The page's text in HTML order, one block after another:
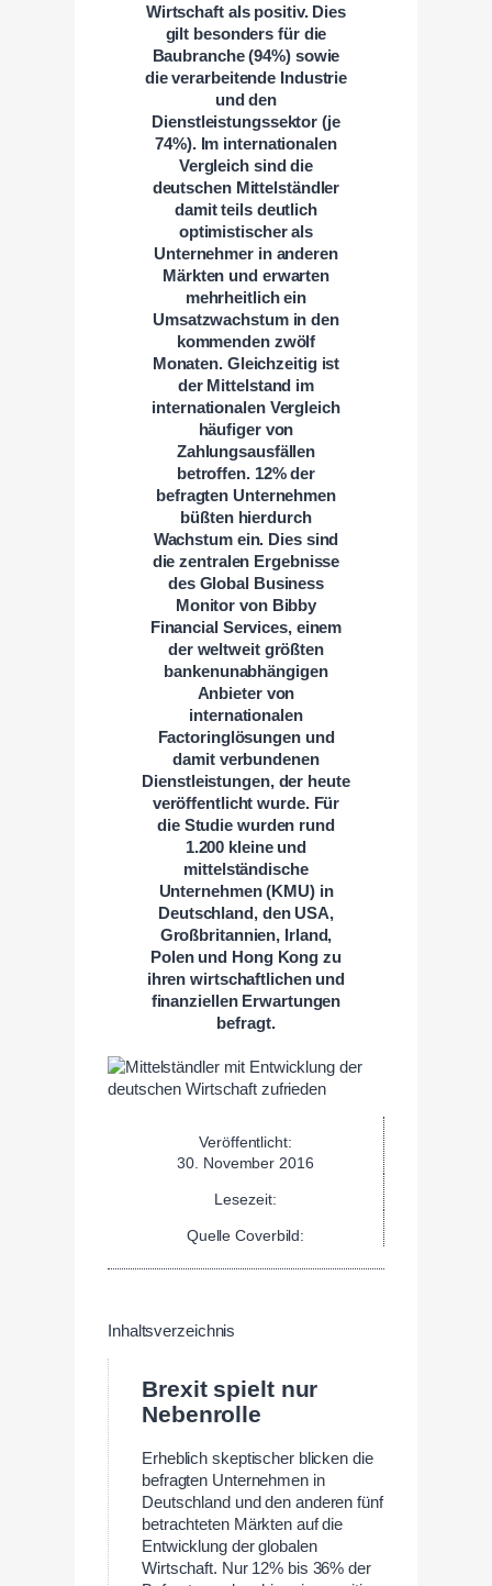
Wirtschaft als positiv. Dies
gilt besonders für die
Baubranche (94%) sowie
die verarbeitende Industrie
und den
Dienstleistungssektor (je
74%). Im internationalen
Vergleich sind die
deutschen Mittelständler
damit teils deutlich
optimistischer als
Unternehmer in anderen
Märkten und erwarten
mehrheitlich ein
Umsatzwachstum in den
kommenden zwölf
Monaten. Gleichzeitig ist
der Mittelstand im
internationalen Vergleich
häufiger von
Zahlungsausfällen
betroffen. 12% der
befragten Unternehmen
büßten hierdurch
Wachstum ein. Dies sind
die zentralen Ergebnisse
des Global Business
Monitor von Bibby
Financial Services, einem
der weltweit größten
bankenunabhängigen
Anbieter von
internationalen
Factoringlösungen und
damit verbundenen
Dienstleistungen, der heute
veröffentlicht wurde. Für
die Studie wurden rund
1.200 kleine und
mittelständische
Unternehmen (KMU) in
Deutschland, den USA,
Großbritannien, Irland,
Polen und Hong Kong zu
ihren wirtschaftlichen und
finanziellen Erwartungen
befragt.
Veröffentlicht:
30. November 2016
Lesezeit:
Quelle Coverbild:
Inhaltsverzeichnis
Brexit spielt nur
Nebenrolle
Erheblich skeptischer blicken die
befragten Unternehmen in
Deutschland und den anderen fünf
betrachteten Märkten auf die
Entwicklung der globalen
Wirtschaft. Nur 12% bis 36% der